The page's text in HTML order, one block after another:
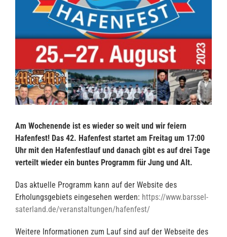
Am Wochenende ist es wieder so weit und wir feiern
Hafenfest! Das 42. Hafenfest startet am Freitag um 17:00
Uhr mit den Hafenfestlauf und danach gibt es auf drei Tage
verteilt wieder ein buntes Programm für Jung und Alt.
Das aktuelle Programm kann auf der Website des
Erholungsgebiets eingesehen werden: https://www.barssel-
saterland.de/veranstaltungen/hafenfest/
Weitere Informationen zum Lauf sind auf der Webseite des